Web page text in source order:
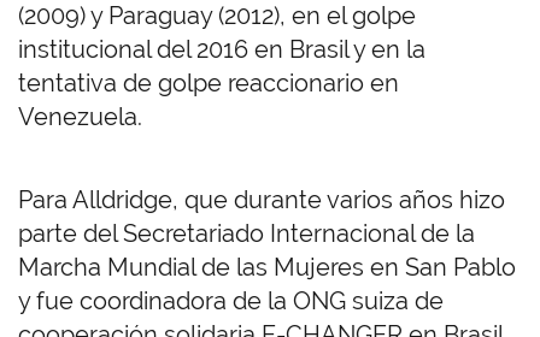
(2009) y Paraguay (2012), en el golpe
institucional del 2016 en Brasil y en la
tentativa de golpe reaccionario en
Venezuela.
Para Alldridge, que durante varios años hizo
parte del Secretariado Internacional de la
Marcha Mundial de las Mujeres en San Pablo
y fue coordinadora de la ONG suiza de